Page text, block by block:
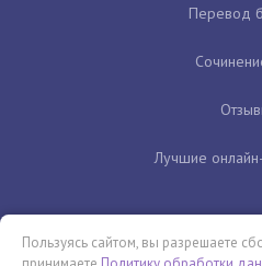
Перевод
Лучшие
Пользуясь сайтом, вы разрешаете